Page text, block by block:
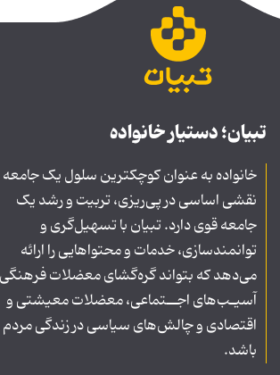
تبیان؛ دستیار خانواده
خانواده به عنوان کوچکترین سلول یک جامعه
نقشی اساسی در پی‌ریزی، تربیت و رشد یک
جامعه قوی دارد. تبیان با تسهیل‌گری و
توانمندسازی، خدمات و محتواهایی را ارائه
می‌دهد که بتواند گره‌گشای معضلات
آسیـب‌های اجــتماعی، معضلات معیشتی و
اقتصادی و چالش‌های سیاسی در زندگی مردم
باشد.